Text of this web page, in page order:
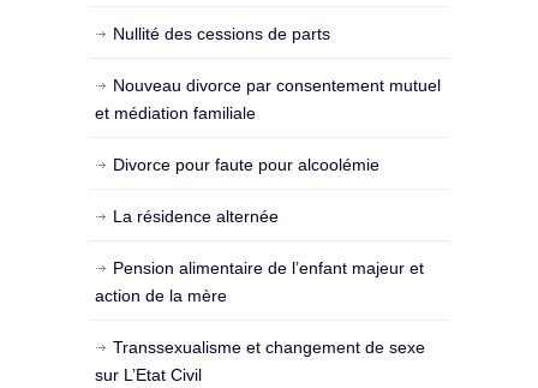
Nullité des cessions de parts
Nouveau divorce par consentement mutuel
et médiation familiale
Divorce pour faute pour alcoolémie
La résidence alternée
Pension alimentaire de l’enfant majeur et
action de la mère
Transsexualisme et changement de sexe
sur L’Etat Civil